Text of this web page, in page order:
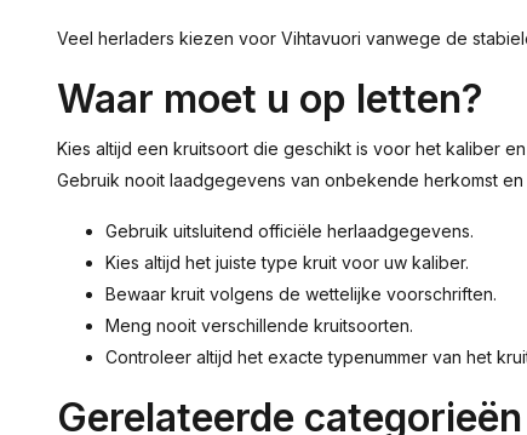
Veel herladers kiezen voor Vihtavuori vanwege de
Waar moet u op letten?
Kies altijd een kruitsoort die geschikt is voor het kaliber
Gebruik nooit laadgegevens van onbekende herkomst
Gebruik uitsluitend officiële herlaadgegevens.
Kies altijd het juiste type kruit voor uw kaliber.
Bewaar kruit volgens de wettelijke voorschriften.
Meng nooit verschillende kruitsoorten.
Controleer altijd het exacte typenummer van het
Gerelateerde categorieën